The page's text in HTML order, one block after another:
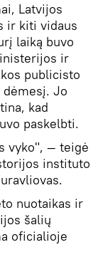
Latvijos
ir kiti vidaus
laiką buvo
ir
publicisto
dėmesį. Jo
kad
paskelbti.
vyko", — teigė
instituto
nuotaikas ir
šalių
oficialioje